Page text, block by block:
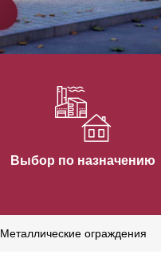
Выбор по назначению
Металлические ограждения